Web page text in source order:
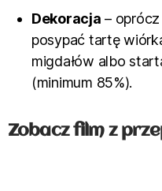
Dekoracja –
posypać tartę
migdałów albo
(minimum 85%).
Zobacz film z